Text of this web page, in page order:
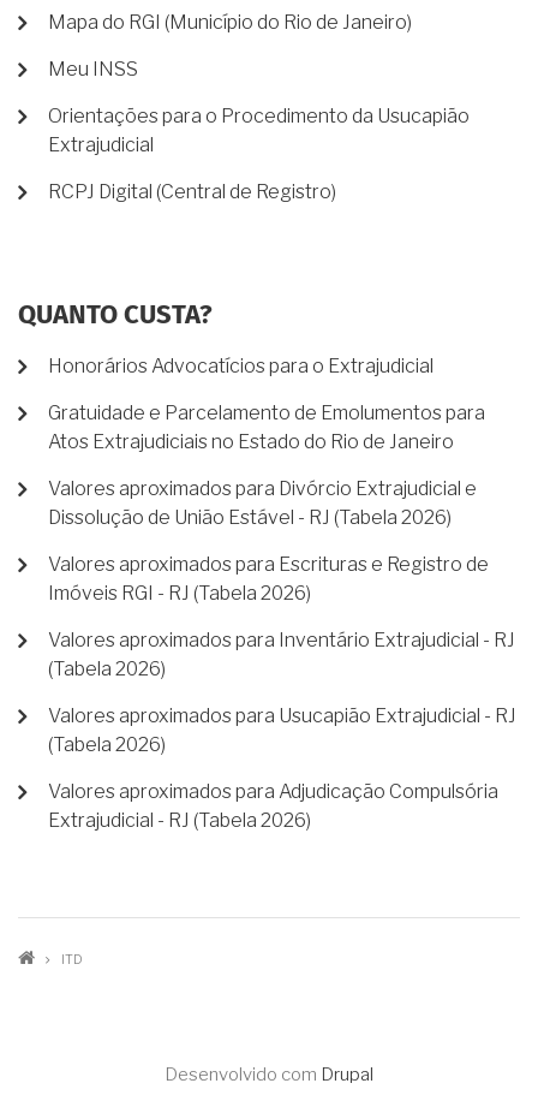
Mapa do RGI (Município do Rio de Janeiro)
Meu INSS
Orientações para o Procedimento da Usucapião
Extrajudicial
RCPJ Digital (Central de Registro)
QUANTO CUSTA?
Honorários Advocatícios para o Extrajudicial
Gratuidade e Parcelamento de Emolumentos para
Atos Extrajudiciais no Estado do Rio de Janeiro
Valores aproximados para Divórcio Extrajudicial e
Dissolução de União Estável - RJ (Tabela 2026)
Valores aproximados para Escrituras e Registro de
Imóveis RGI - RJ (Tabela 2026)
Valores aproximados para Inventário Extrajudicial - RJ
(Tabela 2026)
Valores aproximados para Usucapião Extrajudicial - RJ
(Tabela 2026)
Valores aproximados para Adjudicação Compulsória
Extrajudicial - RJ (Tabela 2026)
TRILHA
NAVEGAÇÃO
ITD
Desenvolvido com Drupal